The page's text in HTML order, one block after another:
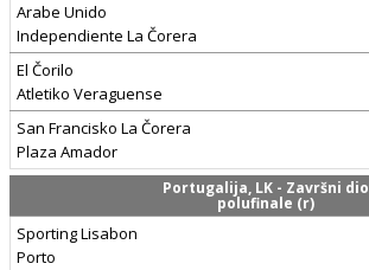
Arabe Unido
Independiente La Čorera
El Čorilo
Atletiko Veraguense
San Francisko La Čorera
Plaza Amador
Portugalija, LK - Završni dio
polufinale (r)
Sporting Lisabon
Porto